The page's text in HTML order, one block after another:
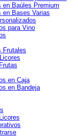
en Baúles Premium
en Bases Varias
para Vino
Frutales
en Caja
en Bandeja